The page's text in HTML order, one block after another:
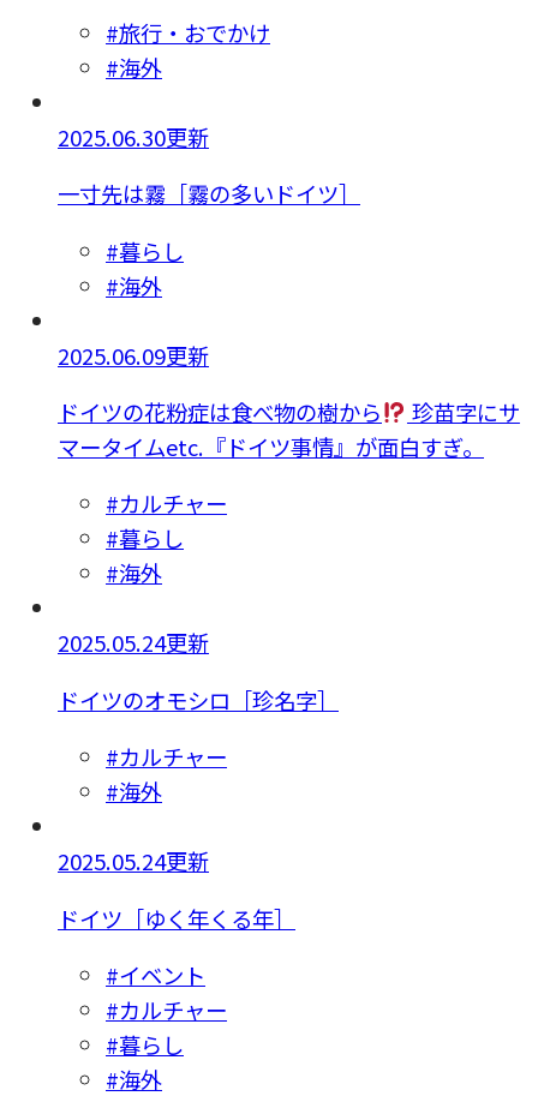
#旅行・おでかけ
#海外
2025.06.30更新
一寸先は霧［霧の多いドイツ］
#暮らし
#海外
2025.06.09更新
ドイツの花粉症は食べ物の樹から
珍苗字にサ
マータイムetc.『ドイツ事情』が面白すぎ。
#カルチャー
#暮らし
#海外
2025.05.24更新
ドイツのオモシロ［珍名字］
#カルチャー
#海外
2025.05.24更新
ドイツ［ゆく年くる年］
#イベント
#カルチャー
#暮らし
#海外